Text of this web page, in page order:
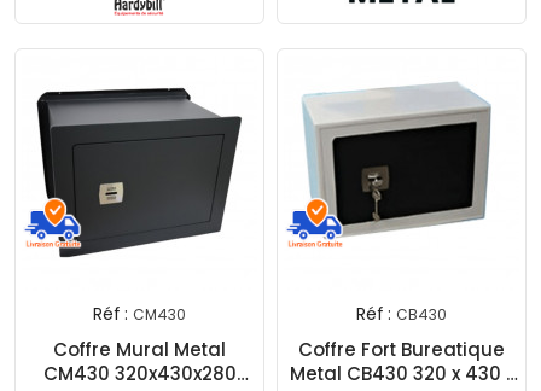
Réf : CM430
Coffre Mural Metal
CM430 320x430x280
Réf : CB430
Coffre Fort Bureatique
Metal CB430 320 x 430 x